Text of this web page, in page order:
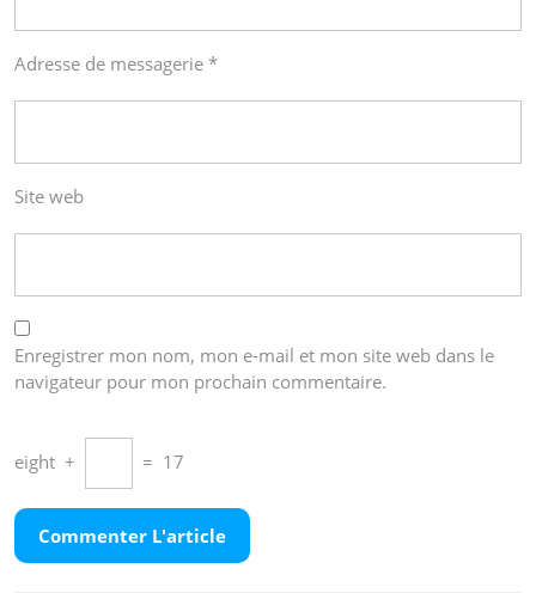
Adresse de messagerie *
Site web
Enregistrer mon nom, mon e-mail et mon site web dans le
navigateur pour mon prochain commentaire.
eight + = 17